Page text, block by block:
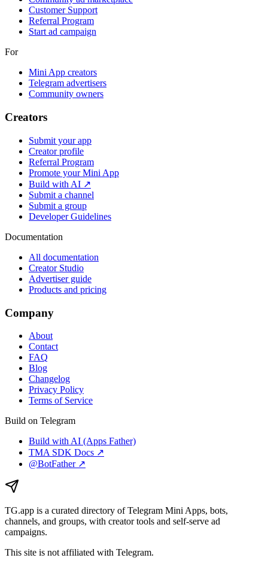
Customer Support
Referral Program
Start ad campaign
For
Mini App creators
Telegram advertisers
Community owners
Creators
Submit your app
Creator profile
Referral Program
Promote your Mini App
Build with AI ↗
Submit a channel
Submit a group
Developer Guidelines
Documentation
All documentation
Creator Studio
Advertiser guide
Products and pricing
Company
About
Contact
FAQ
Blog
Changelog
Privacy Policy
Terms of Service
Build on Telegram
Build with AI (Apps Father)
TMA SDK Docs ↗
@BotFather ↗
TG.app is a curated directory of Telegram Mini Apps, bots,
channels, and groups, with creator tools and self-serve ad
campaigns.
This site is not affiliated with Telegram.